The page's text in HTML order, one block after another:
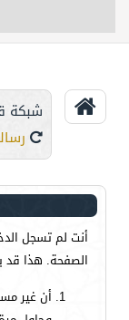
التحكم
شبكة
أنت لم تسجل
الصفحة. هذا قد
أن غير